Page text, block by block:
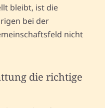
bleibt, ist die
bei der
nicht
die richtige